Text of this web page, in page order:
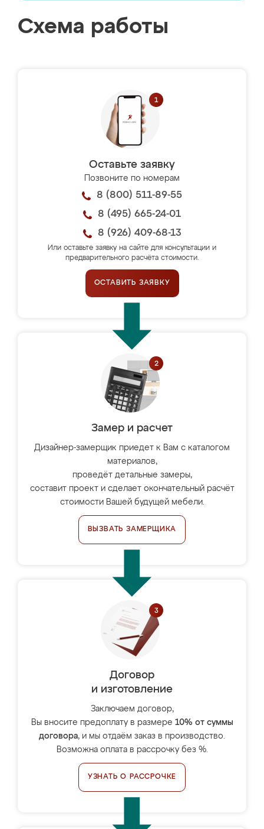
Схема работы
Оставьте заявку
Позвоните по номерам
8 (800) 511-89-55
8 (495) 665-24-01
8 (926) 409-68-13
Или оставьте заявку на сайте для консультации и
предварительного расчёта стоимости.
ОСТАВИТЬ ЗАЯВКУ
Замер и расчет
Дизайнер-замерщик приедет к Вам с каталогом
материалов,
проведёт детальные замеры,
составит проект и сделает окончательный расчёт
стоимости Вашей будущей мебели.
ВЫЗВАТЬ ЗАМЕРЩИКА
Договор
и изготовление
Заключаем договор,
Вы вносите предоплату в размере 10% от суммы
договора, и мы отдаём заказ в производство.
Возможна оплата в рассрочку без %.
УЗНАТЬ О РАССРОЧКЕ